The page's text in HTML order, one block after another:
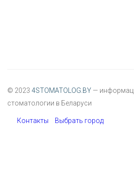
© 2023 4STOMATOLOG.BY —
стоматологии в Беларуси
Контакты Выбрать город